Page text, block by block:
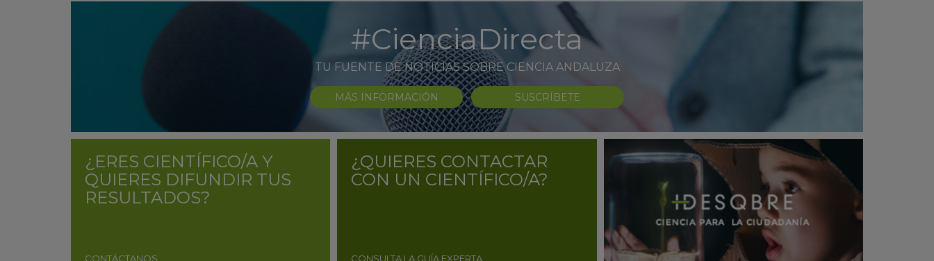
#CienciaDirecta
TU FUENTE DE NOTICIAS SOBRE CIENCIA ANDALUZA
MÁS INFORMACIÓN SUSCRÍBETE
¿ERES CIENTÍFICO/A Y
QUIERES DIFUNDIR TUS
RESULTADOS?
CONTÁCTANOS
¿QUIERES CONTACTAR
CON UN CIENTÍFICO/A?
CONSULTA LA GUÍA EXPERTA